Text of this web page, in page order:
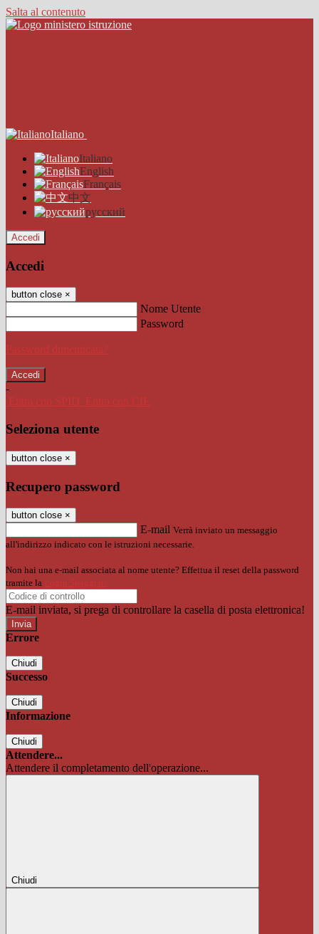
Salta al contenuto
Italiano
Italiano
English
Français
中文
русский
Accedi
Accedi
button close ×
Nome Utente
Password
Password dimenticata?
-
Entra con SPID
Entra con CIE
Seleziona utente
button close ×
Recupero password
button close ×
E-mail Verrà inviato un messaggio
all'indirizzo indicato con le istruzioni necessarie.
Non hai una e-mail associata al nome utente? Effettua il reset della password
tramite la Login Spaggiari
E-mail inviata, si prega di controllare la casella di posta elettronica!
Errore
Chiudi
Successo
Chiudi
Informazione
Chiudi
Attendere...
Attendere il completamento dell'operazione...
Chiudi